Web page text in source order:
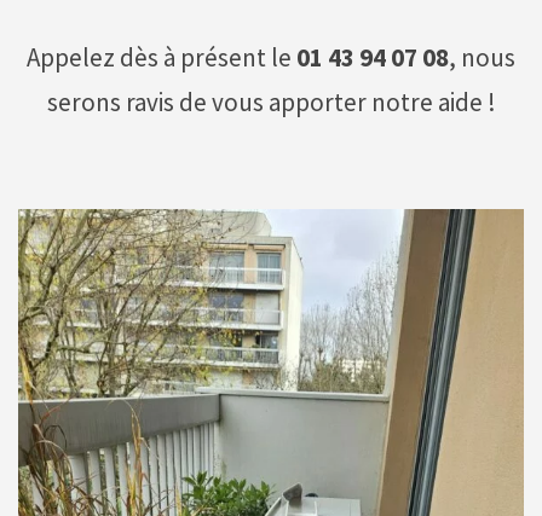
Appelez dès à présent le 01 43 94 07 08, nous
serons ravis de vous apporter notre aide !